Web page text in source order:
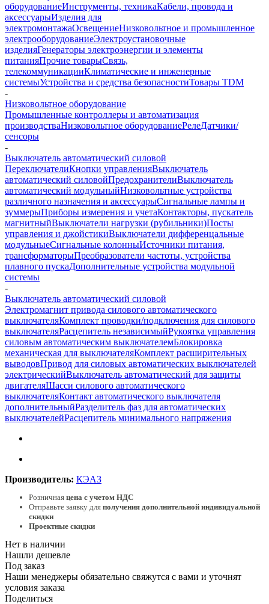
оборудованиеИнструменты, техникаКабели, провода и
аксессуарыИзделия для
электромонтажаОсвещениеНизковольтное и промышленное
электрооборудованиеЭлектроустановочные
изделияГенераторы электроэнергии и элементы
питанияПрочие товарыСвязь,
телекоммуникацииКлиматические и инженерные
системыУстройства и средства безопасностиТовары TDM
-
Низковольтное оборудование
Промышленные контроллеры и автоматизация
производстваНизковольтное оборудованиеРелеДатчики/
сенсоры
-
Выключатель автоматический силовой
ПереключателиКнопки управленияВыключатель
автоматический силовойПредохранителиВыключатель
автоматический модульныйНизковольтные устройства
различного назначения и аксессуарыСигнальные лампы и
зуммерыПриборы измерения и учетаКонтакторы, пускатель
магнитныйВыключатели нагрузки (рубильники)Посты
управления и джойстикиВыключатели дифференцальные
модульныеСигнальные колонныИсточники питания,
трансформаторыПреобразователи частоты, устройства
плавного пускаДополнительные устройства модульной
системы
-
Выключатель автоматический силовой
Электромагнит привода силового автоматического
выключателяКомплект проводки/подключения для силового
выключателяРасцепитель независимыйРукоятка управления
силовым автоматическим выключателемБлокировка
механическая для выключателяКомплект расширительных
выводовПривод для силовых автоматических выключателей
электрическийВыключатель автоматический для защиты
двигателяШасси силового автоматического
выключателяКонтакт автоматического выключателя
дополнительныйРазделитель фаз для автоматических
выключателейРасцепитель минимального напряжения
Производитель: КЭАЗ
Розничная цена с учетом НДС
Отправьте заявку для получения дополнительной индивидуальной
скидки
Проектные скидки
Нет в наличии
Нашли дешевле
Под заказ
Наши менеджеры обязательно свяжутся с вами и уточнят
условия заказа
Поделиться